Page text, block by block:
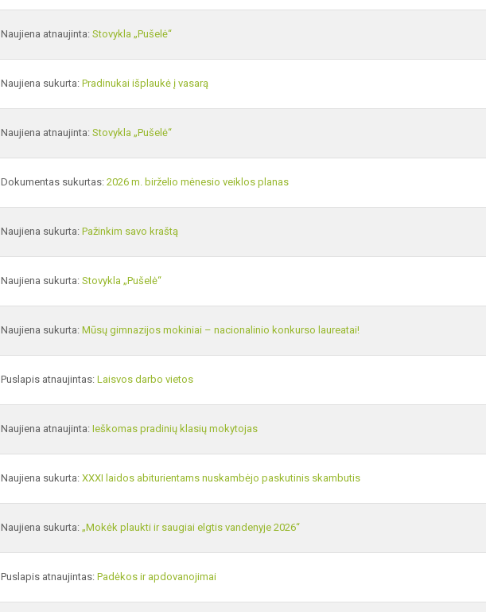
Naujiena atnaujinta: Stovykla „Pušelė“
Naujiena sukurta: Pradinukai išplaukė į vasarą
Naujiena atnaujinta: Stovykla „Pušelė“
Dokumentas sukurtas: 2026 m. birželio mėnesio veiklos planas
Naujiena sukurta: Pažinkim savo kraštą
Naujiena sukurta: Stovykla „Pušelė“
Naujiena sukurta: Mūsų gimnazijos mokiniai – nacionalinio konkurso laureatai!
Puslapis atnaujintas: Laisvos darbo vietos
Naujiena atnaujinta: Ieškomas pradinių klasių mokytojas
Naujiena sukurta: XXXI laidos abiturientams nuskambėjo paskutinis skambutis
Naujiena sukurta: „Mokėk plaukti ir saugiai elgtis vandenyje 2026“
Puslapis atnaujintas: Padėkos ir apdovanojimai